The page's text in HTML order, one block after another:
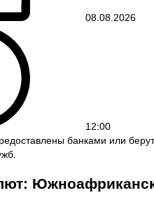
08.08.2026
12:00
банками или